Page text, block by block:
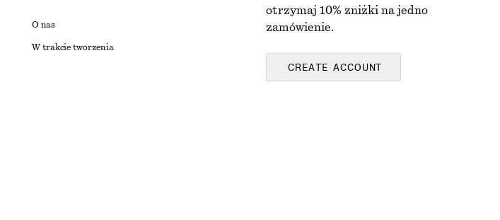
O nas
W trakcie tworzenia
otrzymaj 10% zniżki na jedno
zamówienie.
CREATE ACCOUNT